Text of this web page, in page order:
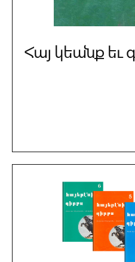
Հայ կեանք եւ